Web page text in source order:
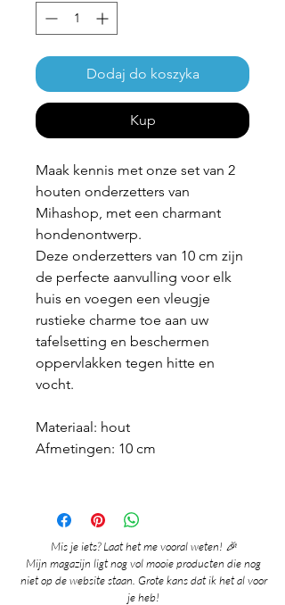
Dodaj do koszyka
Kup
Maak kennis met onze set van 2
houten onderzetters van
Mihashop, met een charmant
hondenontwerp.
Deze onderzetters van 10 cm zijn
de perfecte aanvulling voor elk
huis en voegen een vleugje
rustieke charme toe aan uw
tafelsetting en beschermen
oppervlakken tegen hitte en
vocht.
Materiaal: hout
Afmetingen: 10 cm
Mis je iets? Laat het me vooral weten! 🎉
Mijn magazijn ligt nog vol mooie producten die nog
niet op de website staan. Grote kans dat ik het al voor
je heb!